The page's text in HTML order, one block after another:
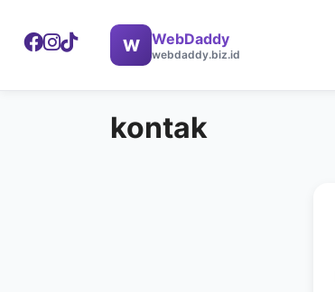
W WebDaddy
webdaddy.biz.id
kontak